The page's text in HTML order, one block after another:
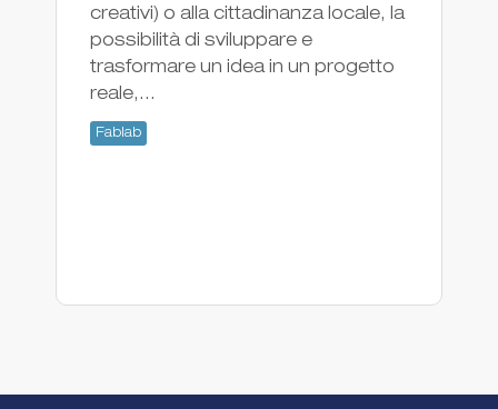
creativi) o alla cittadinanza locale, la
possibilità di sviluppare e
trasformare un idea in un progetto
reale,...
Fablab